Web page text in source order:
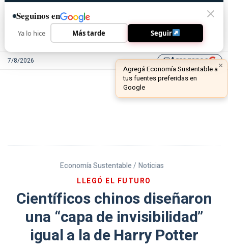
7/8/2026 library_addAgreganos
Economía Sustentable / Noticias
LLEGÓ EL FUTURO
Científicos chinos diseñaron
una “capa de invisibilidad”
igual a la de Harry Potter
Seguinos en
Ya lo hice Más tarde Seguir